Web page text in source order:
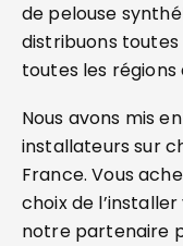
de pelouse
distribuons toutes
toutes les régions
Nous avons mis
installateurs sur
France. Vous
choix de
notre partenaire